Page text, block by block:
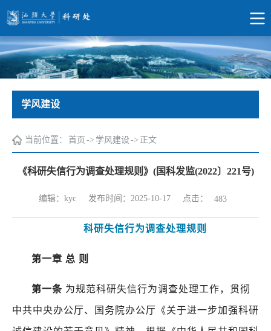
学风建设
当前位置： 首页 -> 学风建设-> 正文
《科研失信行为调查处理规则》(国科发监(2022〕221号)
编辑：kyc 发布时间：2025-10-17 点击： 483
科研失信行为调查处理规则
第一章 总 则
第一条 为规范科研失信行为调查处理工作，贯彻
中共中央办公厅、国务院办公厅《关于进一步加强科研